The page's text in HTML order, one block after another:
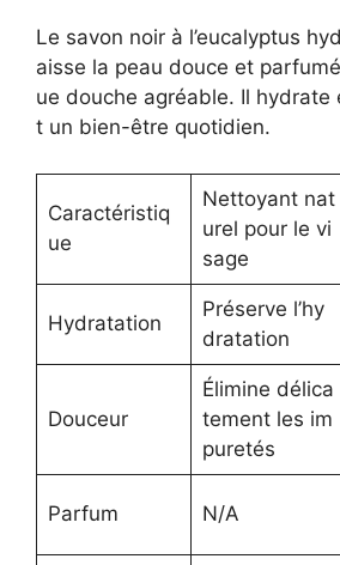
Le savon noir à l’eucalyptus
aisse la peau douce et
ue douche agréable. Il hydrate
t un bien-être quotidien.
Caractéristiq
ue
Nettoyant nat
urel pour le vi
sage
Hydratation
Préserve l’hy
dratation
Douceur
Élimine délica
tement les im
puretés
Parfum N/A